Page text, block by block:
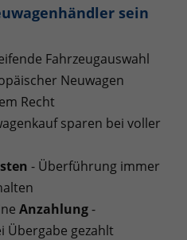
sein
Fahrzeugauswahl
Neuwagen
Recht
sparen bei voller
- Überführung immer
Anzahlung-
Übergabe gezahlt